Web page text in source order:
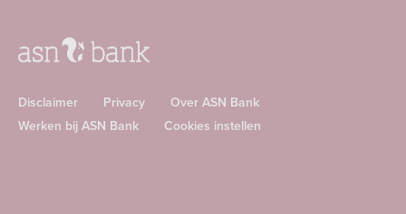
Disclaimer Privacy
Over ASN Bank
Werken bij ASN Bank
Cookies instellen